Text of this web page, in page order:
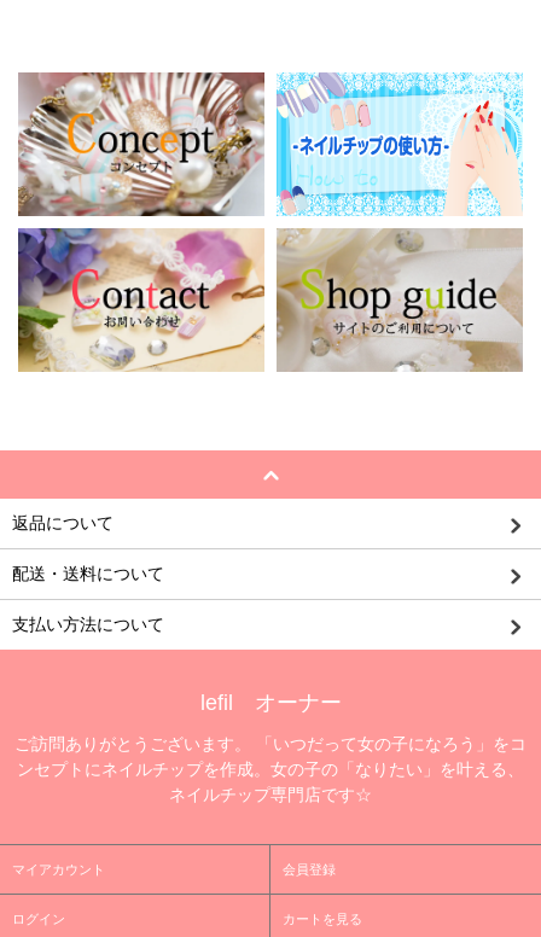
返品について
配送・送料について
支払い方法について
lefil オーナー
ご訪問ありがとうございます。 「いつだって女の子になろう」をコ
ンセプトにネイルチップを作成。女の子の「なりたい」を叶える、
ネイルチップ専門店です☆
マイアカウント 会員登録
ログイン カートを見る